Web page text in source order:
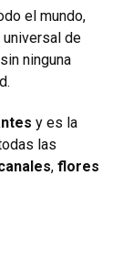
el mundo,
de
ninguna
y es la
las
, flores